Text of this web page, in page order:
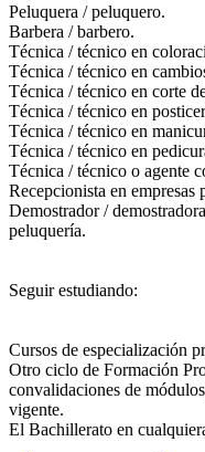
Peluquera / peluquero.
Barbera / barbero.
Técnica / técnico en
Técnica / técnico en
Técnica / técnico en corte
Técnica / técnico en
Técnica / técnico en
Técnica / técnico en
Técnica / técnico o agente
Recepcionista en empresas
Demostrador /
peluquería.
Seguir estudiando:
Cursos de especialización
Otro ciclo de Formación
convalidaciones de
vigente.
El Bachillerato en